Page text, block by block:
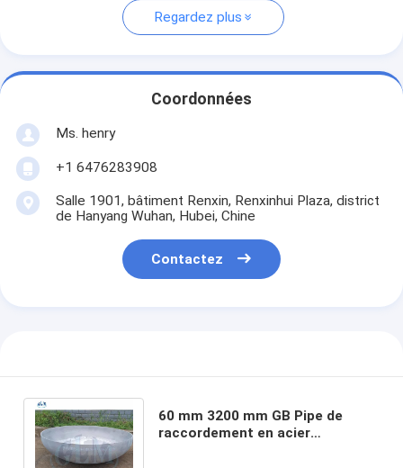
Regardez plus
Coordonnées
Ms. henry
+1 6476283908
Salle 1901, bâtiment Renxin, Renxinhui Plaza, district
de Hanyang Wuhan, Hubei, Chine
Contactez
60 mm 3200 mm GB Pipe de
raccordement en acier